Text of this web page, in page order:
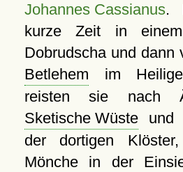
Johannes Cassianus.
kurze Zeit in
Dobrudscha und dann
Betlehem im
reisten sie nach
Sketische Wüsteund
der dortigen
Mönche in der